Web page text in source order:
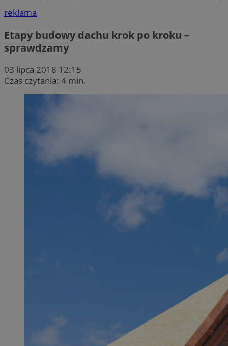
reklama
Etapy budowy dachu krok po kroku –
sprawdzamy
03 lipca 2018 12:15
Czas czytania: 4 min.